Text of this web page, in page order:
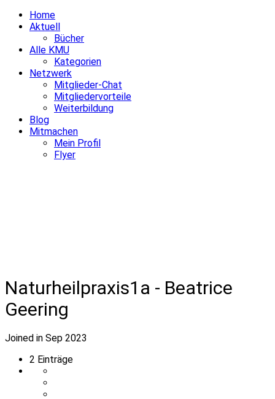
Home
Aktuell
Bücher
Alle KMU
Kategorien
Netzwerk
Mitglieder-Chat
Mitgliedervorteile
Weiterbildung
Blog
Mitmachen
Mein Profil
Flyer
Naturheilpraxis1a - Beatrice
Geering
Joined in Sep 2023
2 Einträge